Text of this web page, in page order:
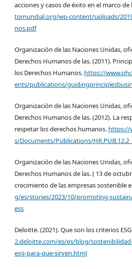
acciones y casos de éxito en el marco de
tomundial.org/wp-content/uploads/
nos.pdf
Organización de las Naciones Unidas,
Derechos Humanos de las. (2011).
los Derechos Humanos. https://
ents/publications/
Organización de las Naciones Unidas,
Derechos Humanos de las. (2012). La
respetar los derechos humanos. https://
s/Documents/Publications/
Organización de las Naciones Unidas,
Derechos Humanos de las. ( 13 de
crecimiento de las empresas sostenible
g/es/stories/2023/10/promoting-
ess
Deloitte. (2021). Que son los criterios
2.deloitte.com/es/es/blog/
esg-para-que-sirven.html